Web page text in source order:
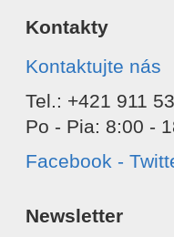
Kontakty
Kontaktujte nás
Tel.: +421 911
Po - Pia: 8:00 -
Facebook -
Newsletter